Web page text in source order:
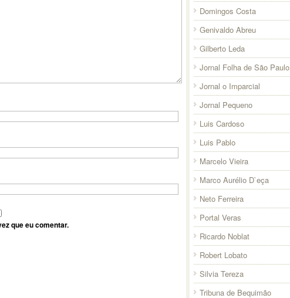
que eu comentar.
Domingos Costa
Genivaldo Abreu
Gilberto Leda
Jornal Folha de São Paulo
Jornal o Imparcial
Jornal Pequeno
Luis Cardoso
Luis Pablo
Marcelo Vieira
Marco Aurélio D`eça
Neto Ferreira
Portal Veras
Ricardo Noblat
Robert Lobato
Silvia Tereza
Tribuna de Bequimão